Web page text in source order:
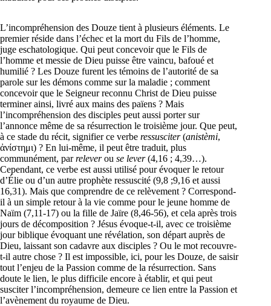
L’incompréhension des Douze tient à plusieurs éléments. Le
premier réside dans l’échec et la mort du Fils de l’homme,
juge eschatologique. Qui peut concevoir que le Fils de
l’homme et messie de Dieu puisse être vaincu, bafoué et
humilié ? Les Douze furent les témoins de l’autorité de sa
parole sur les démons comme sur la maladie ; comment
concevoir que le Seigneur reconnu Christ de Dieu puisse
terminer ainsi, livré aux mains des païens ? Mais
l’incompréhension des disciples peut aussi porter sur
l’annonce même de sa résurrection le troisième jour. Que peut,
à ce stade du récit, signifier ce verbe ressusciter(anistèmi,
ἀνίστημι) ? En lui-même, il peut être traduit, plus
communément, parreleverou se lever(4,16 ; 4,39…).
Cependant, ce verbe est aussi utilisé pour évoquer le retour
d’Élie ou d’un autre prophète ressuscité (9,8 ;9,16 et aussi
16,31). Mais que comprendre de ce relèvement ? Correspond-
il à un simple retour à la vie comme pour le jeune homme de
Naïm (7,11-17) ou la fille de Jaïre (8,46-56), et cela après trois
jours de décomposition ? Jésus évoque-t-il, avec ce troisième
jour biblique évoquant une révélation, son départ auprès de
Dieu, laissant son cadavre aux disciples ? Ou le mot recouvre-
t-il autre chose ? Il est impossible, ici, pour les Douze, de saisir
tout l’enjeu de la Passion comme de la résurrection. Sans
doute le lien, le plus difficile encore à établir, et qui peut
susciter l’incompréhension, demeure ce lien entre la Passion et
l’avènement du royaume de Dieu.